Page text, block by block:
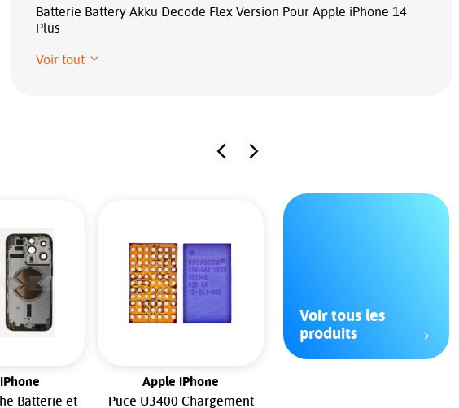
Batterie Battery Akku Decode Flex Version Pour Apple iPhone 14
Plus
Voir tout
Batterie et
Apple iPhone
Puce U3400 Chargement
Voir tous les
produits